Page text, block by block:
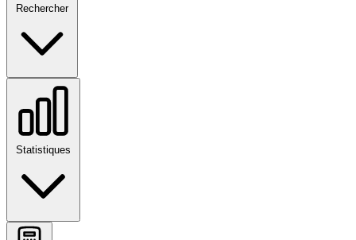
Rechercher
Statistiques